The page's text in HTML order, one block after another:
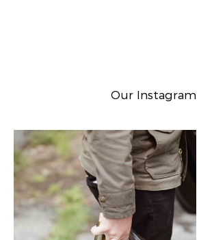
Our Instagram